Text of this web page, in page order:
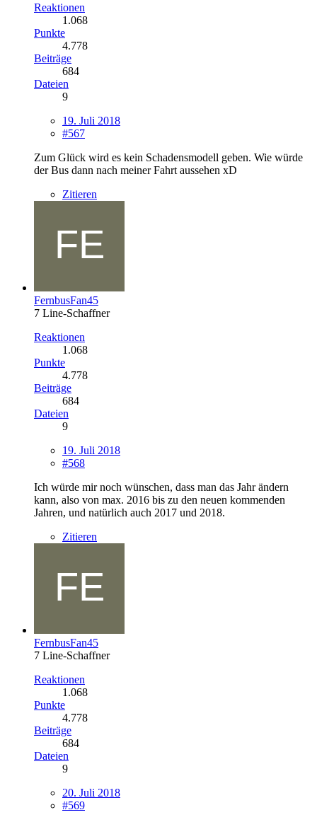
Reaktionen
1.068
Punkte
4.778
Beiträge
684
Dateien
9
19. Juli 2018
#567
Zum Glück wird es kein Schadensmodell geben. Wie würde
der Bus dann nach meiner Fahrt aussehen xD
Zitieren
FernbusFan45
7 Line-Schaffner
Reaktionen
1.068
Punkte
4.778
Beiträge
684
Dateien
9
19. Juli 2018
#568
Ich würde mir noch wünschen, dass man das Jahr ändern
kann, also von max. 2016 bis zu den neuen kommenden
Jahren, und natürlich auch 2017 und 2018.
Zitieren
FernbusFan45
7 Line-Schaffner
Reaktionen
1.068
Punkte
4.778
Beiträge
684
Dateien
9
20. Juli 2018
#569